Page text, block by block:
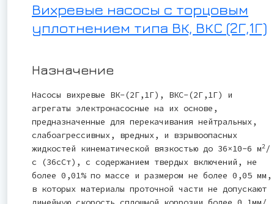
Вихревые насосы с торцовым
уплотнением типа ВК, ВКС (2Г,1Г)
Назначение
Насосы вихревые ВК-(2Г,1Г), ВКС-(2Г,1Г) и
агрегаты электронасосные на их основе,
предназначенные для перекачивания нейтральных,
слабоагрессивных, вредных, и взрывоопасных
жидкостей кинематической вязкостью до 36×10-6 м2/
с (36сСт), с содержанием твердых включений, не
более 0,01% по массе и размером не более 0,05 мм,
в которых материалы проточной части не допускают